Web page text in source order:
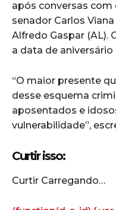
após conversas
senador Carlos
Alfredo Gaspar (AL).
a data de aniversário
“O maior presente
desse esquema
aposentados e
vulnerabilidade”,
Curtir isso:
Curtir Carregando…